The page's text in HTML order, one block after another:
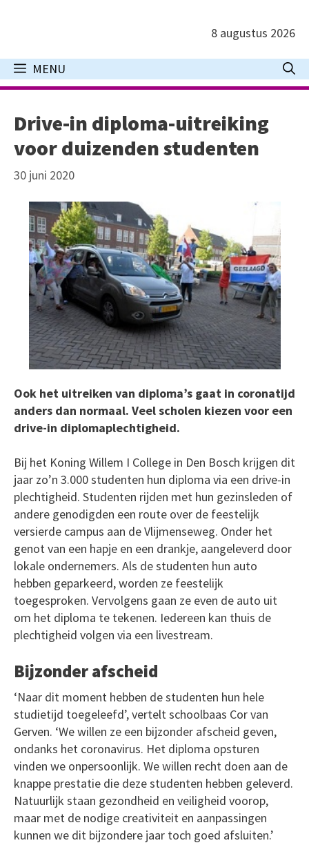
inhoud
8 augustus 2026
MENU
Drive-in diploma-uitreiking
voor duizenden studenten
30 juni 2020
Ook het uitreiken van diploma’s gaat in coronatijd
anders dan normaal. Veel scholen kiezen voor een
drive-in diplomaplechtigheid.
Bij het Koning Willem I College in Den Bosch krijgen dit
jaar zo’n 3.000 studenten hun diploma via een drive-in
plechtigheid. Studenten rijden met hun gezinsleden of
andere genodigden een route over de feestelijk
versierde campus aan de Vlijmenseweg. Onder het
genot van een hapje en een drankje, aangeleverd door
lokale ondernemers. Als de studenten hun auto
hebben geparkeerd, worden ze feestelijk
toegesproken. Vervolgens gaan ze even de auto uit
om het diploma te tekenen. Iedereen kan thuis de
plechtigheid volgen via een livestream.
Bijzonder afscheid
‘Naar dit moment hebben de studenten hun hele
studietijd toegeleefd’, vertelt schoolbaas Cor van
Gerven. ‘We willen ze een bijzonder afscheid geven,
ondanks het coronavirus. Het diploma opsturen
vinden we onpersoonlijk. We willen recht doen aan de
knappe prestatie die deze studenten hebben geleverd.
Natuurlijk staan gezondheid en veiligheid voorop,
maar met de nodige creativiteit en aanpassingen
kunnen we dit bijzondere jaar toch goed afsluiten.’